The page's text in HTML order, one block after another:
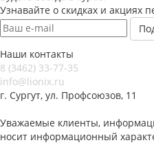
Узнавайте о скидках и акциях
Наши контакты
8 (3462) 33-77-35
info@lionix.ru
г. Сургут, ул. Профсоюзов, 11
Уважаемые клиенты,
носит информационный